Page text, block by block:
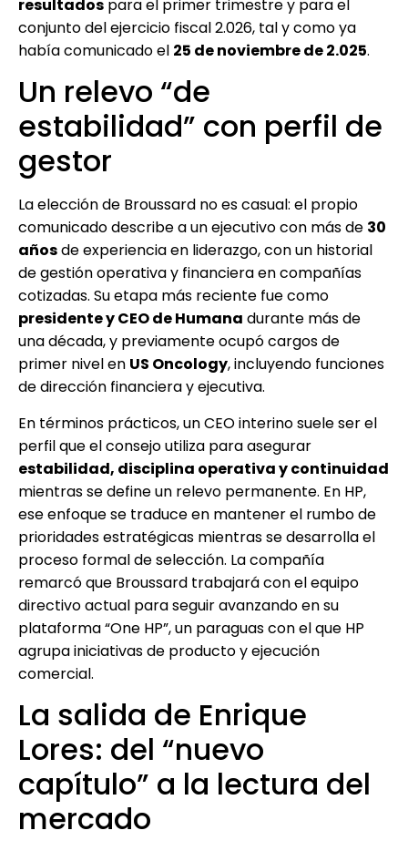
resultados para el primer trimestre y para el
conjunto del ejercicio fiscal 2.026, tal y como ya
había comunicado el 25 de noviembre de 2.025.
Un relevo “de
estabilidad” con perfil de
gestor
La elección de Broussard no es casual: el propio
comunicado describe a un ejecutivo con más de 30
añosde experiencia en liderazgo, con un historial
de gestión operativa y financiera en compañías
cotizadas. Su etapa más reciente fue como
presidente y CEO de Humana durante más de
una década, y previamente ocupó cargos de
primer nivel en US Oncology, incluyendo funciones
de dirección financiera y ejecutiva.
En términos prácticos, un CEO interino suele ser el
perfil que el consejo utiliza para asegurar
estabilidad, disciplina operativa y continuidad
mientras se define un relevo permanente. En HP,
ese enfoque se traduce en mantener el rumbo de
prioridades estratégicas mientras se desarrolla el
proceso formal de selección. La compañía
remarcó que Broussard trabajará con el equipo
directivo actual para seguir avanzando en su
plataforma “One HP”, un paraguas con el que HP
agrupa iniciativas de producto y ejecución
comercial.
La salida de Enrique
Lores: del “nuevo
capítulo” a la lectura del
mercado